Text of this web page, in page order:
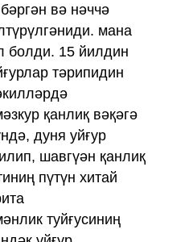
вә нәччә
мана
болди. 15 йилдин
тәрипидин
қанлиқ вәқәгә
дуня уйғур
шавгүән қанлиқ
пүтүн хитай
туйғусиниң